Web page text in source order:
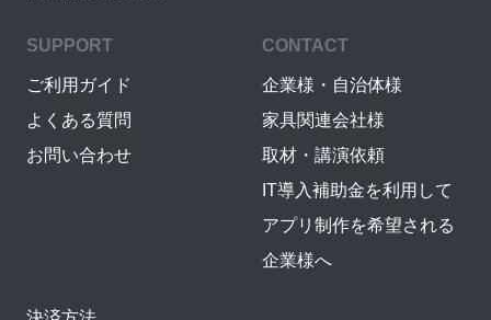
SUPPORT
ご利用ガイド
よくある質問
お問い合わせ
CONTACT
企業様・自治体様
家具関連会社様
取材・講演依頼
IT導入補助金を利用して
アプリ制作を希望される
企業様へ